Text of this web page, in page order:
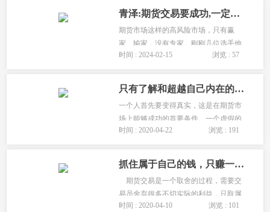
青泽:期货交易要成功,一定要了解自己
期货市场这样的高风险市场，只有赢
家、输家，没有专家。刚刚几位选手他
们讲的东西，我也收获很大。市场在变
钱、趋势交易、风险管理这是永恒的主
题...
时间 : 2024-02-15 浏览 : 57
只有了解和超越自己内在的潜意识，才能在期货市场上有所成就！
一个人首先要变得真实，这是在期货市
场上能够成功的首要条件。一个虚假的
人很难在市场上生存，因为他不习惯面
越自己内在的潜意识，才能在期货市场
上有所成就！...
时间 : 2020-04-22 浏览 : 191
抓住属于自己的钱，只赚一种钱！
期货交易是一个取舍的过程，需要交
易员舍弃很多不切实际的利益，只取属
于自己的那一个部分，该撒网撒网，抓
时间 : 2020-04-10 浏览 : 101